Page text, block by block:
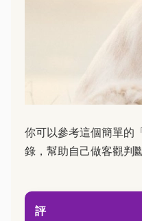
你可以參考這個簡單的
錄，幫助自己做客觀判
評